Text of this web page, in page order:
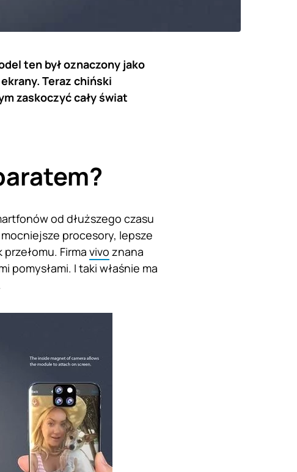
ten był oznaczony jako
Teraz chiński
zaskoczyć cały świat
od dłuższego czasu
procesory, lepsze
Firma vivo znana
pomysłami. I taki właśnie ma